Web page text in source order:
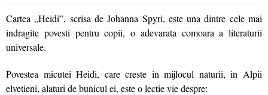
Cartea „Heidi”, scrisa de Johanna Spyri, este una dintre cele mai
indragite povesti pentru copii, o adevarata comoara a literaturii
universale.
Povestea micutei Heidi, care creste in mijlocul naturii, in Alpii
elvetieni, alaturi de bunicul ei, este o lectie vie despre: